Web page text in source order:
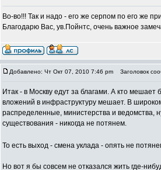
Во-во!!! Так и надо - его же серпом по его же
Благодарю Вас, ув.Пойнтс, очень важное
Добавлено: Чт Окт 07, 2010 7:46 pm Заголовок
Итак - в Москву едут за благами. А кто
вложений в инфраструктуру мешает. В
распределенные, министерства и ведомства,
существования - никогда не потянем.
То есть выход - смена уклада - опять не
Но вот я бы совсем не отказался жить где-